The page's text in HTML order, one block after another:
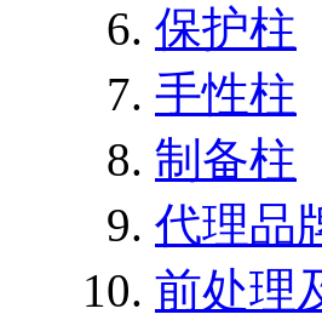
保护柱
手性柱
制备柱
代理品
前处理